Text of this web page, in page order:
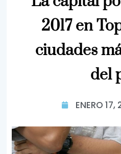
2017 en
ciudades
del
ENERO 17,